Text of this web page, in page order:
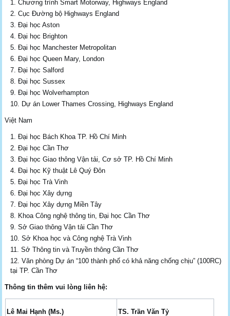
Chương trình Smart Motorway, Highways England
Cục Đường bộ Highways England
Đại học Aston
Đại học Brighton
Đại học Manchester Metropolitan
Đại học Queen Mary, London
Đại học Salford
Đại học Sussex
Đại học Wolverhampton
Dự án Lower Thames Crossing, Highways England
Việt Nam
Đại học Bách Khoa TP. Hồ Chí Minh
Đại học Cần Thơ
Đại học Giao thông Vận tải, Cơ sở TP. Hồ Chí Minh
Đại học Kỹ thuật Lê Quý Đôn
Đại học Trà Vinh
Đại học Xây dựng
Đại học Xây dựng Miền Tây
Khoa Công nghệ thông tin, Đại học Cần Thơ
Sở Giao thông Vận tải Cần Thơ
Sở Khoa học và Công nghệ Trà Vinh
Sở Thông tin và Truyền thông Cần Thơ
Văn phòng Dự án “100 thành phố có khả năng chống chịu” (100RC)
tại TP. Cần Thơ
Thông tin thêm vui lòng liên hệ:
Lê Mai Hạnh (Ms.) TS. Trần Văn Tỷ